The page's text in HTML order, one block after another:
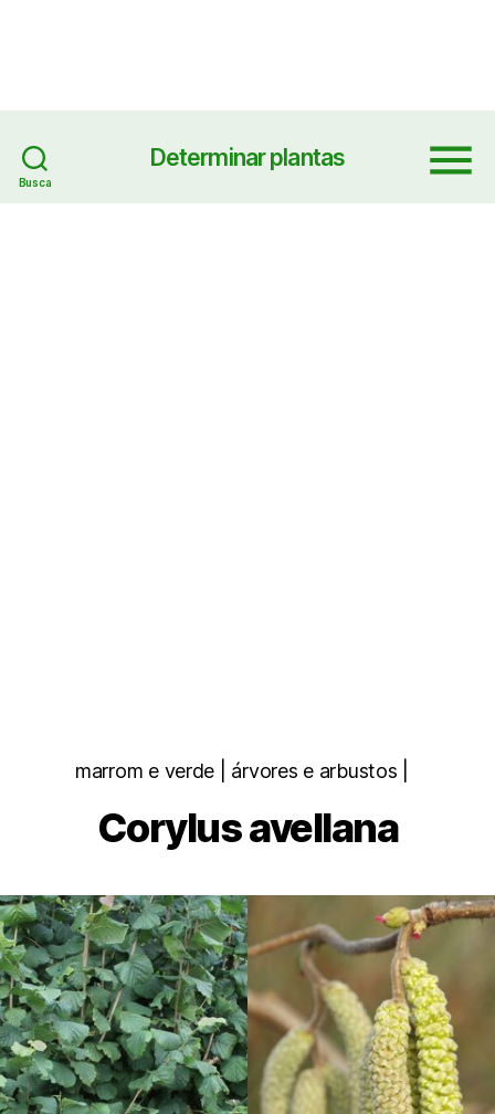
Busca
Determinar plantas Menu
Categorias
marrom e verde | árvores e arbustos |
Corylus avellana